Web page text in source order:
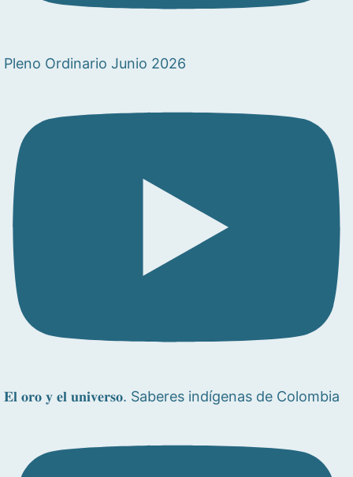
Pleno Ordinario Junio 2026
𝐄𝐥 𝐨𝐫𝐨 𝐲 𝐞𝐥 𝐮𝐧𝐢𝐯𝐞𝐫𝐬𝐨. Saberes indígenas de Colombia